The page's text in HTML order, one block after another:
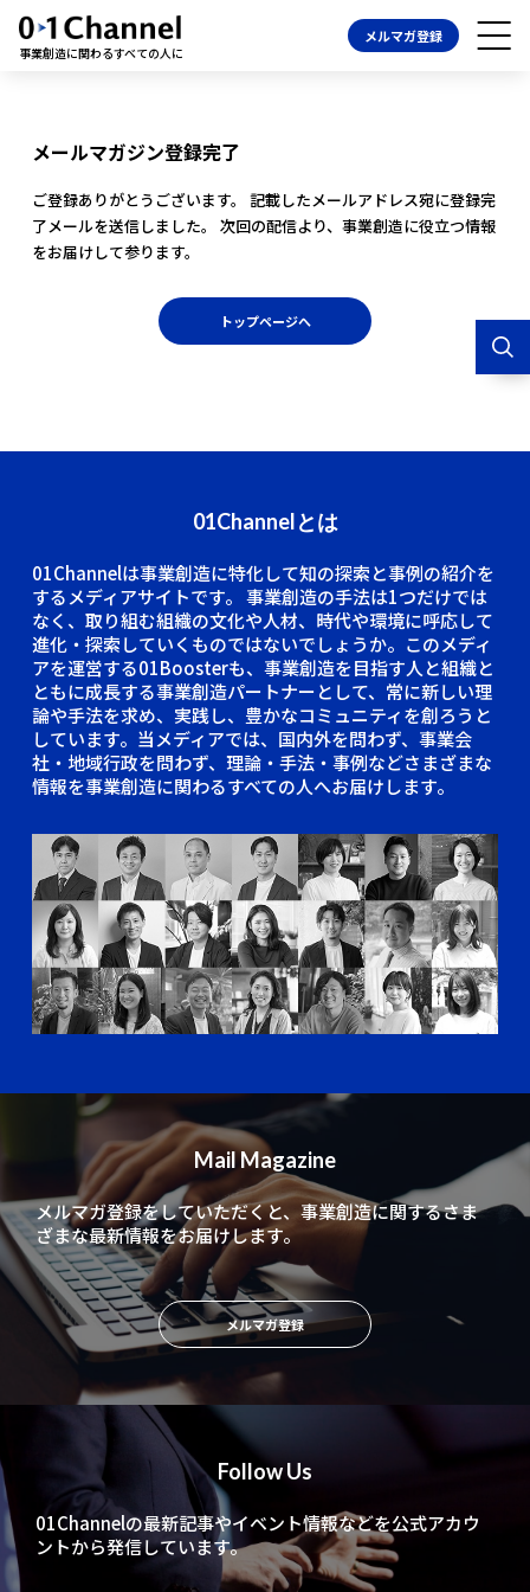
事業創造に関わるすべての人に
メルマガ登録
メールマガジン登録完了
ご登録ありがとうございます。
記載したメールアドレス宛に登録完
了メールを送信しました。
次回の配信より、事業創造に役立つ情報
をお届けして参ります。
トップページへ
01Channelとは
01Channelは事業創造に特化して知の探索と事例の紹介を
するメディアサイトです。 事業創造の手法は1つだけでは
なく、取り組む組織の文化や人材、時代や環境に呼応して
進化・探索していくものではないでしょうか。このメディ
アを運営する01Boosterも、事業創造を目指す人と組織と
ともに成長する事業創造パートナーとして、常に新しい理
論や手法を求め、実践し、豊かなコミュニティを創ろうと
しています。当メディアでは、国内外を問わず、事業会
社・地域行政を問わず、理論・手法・事例などさまざまな
情報を事業創造に関わるすべての人へお届けします。
Follow Us
01Channelの最新記事やイベント情報などを公式アカウ
ントから発信しています。
Mail Magazine
メルマガ登録をしていただくと、事業創造に関するさま
ざまな最新情報をお届けします。
メルマガ登録